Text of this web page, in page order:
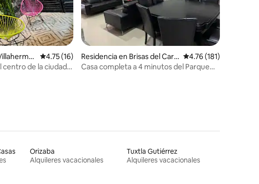
evaluacionesCalificación promedio: 4.75 de 5; 16 evaluaciones
4.75 (16)
centro de la ciudad,
Residencia en Brisas del Carri
zal
Calificación promedio:
4.76 (181)
Casa completa a 4 minutos del Parque
Orizaba
Alquileres vacacionales
Tuxtla Gutiérrez
Alquileres vacacionales